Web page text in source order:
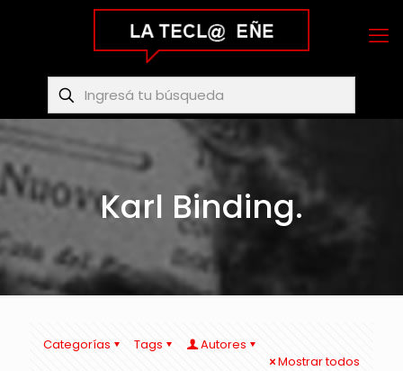
Karl Binding.
Categorías Tags
Autores
Mostrar todos